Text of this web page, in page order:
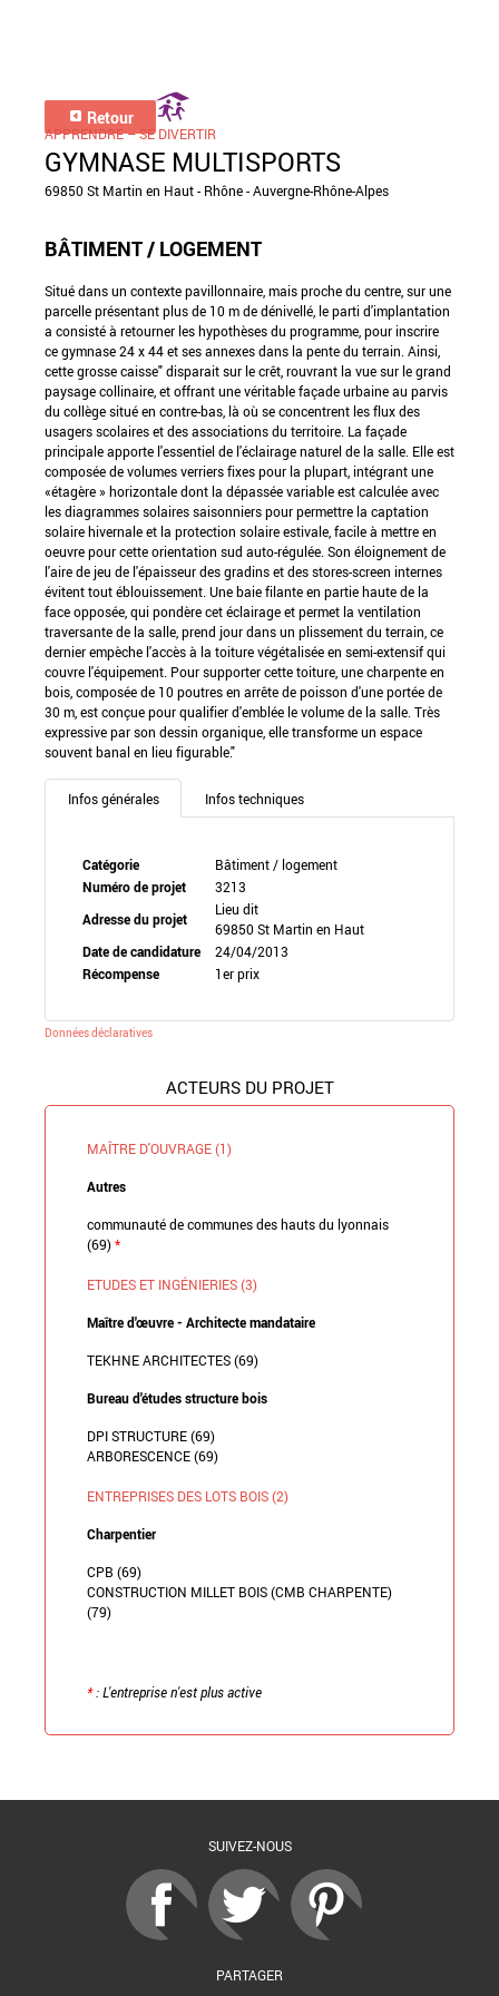
Retour
APPRENDRE – SE DIVERTIR
GYMNASE MULTISPORTS
69850 St Martin en Haut - Rhône - Auvergne-Rhône-Alpes
BÂTIMENT / LOGEMENT
Situé dans un contexte pavillonnaire, mais proche du centre, sur une
parcelle présentant plus de 10 m de dénivellé, le parti d'implantation
a consisté à retourner les hypothèses du programme, pour inscrire
ce gymnase 24 x 44 et ses annexes dans la pente du terrain. Ainsi,
cette grosse caisse" disparait sur le crêt, rouvrant la vue sur le grand
paysage collinaire, et offrant une véritable façade urbaine au parvis
du collège situé en contre-bas, là où se concentrent les flux des
usagers scolaires et des associations du territoire. La façade
principale apporte l'essentiel de l'éclairage naturel de la salle. Elle est
composée de volumes verriers fixes pour la plupart, intégrant une
«étagère » horizontale dont la dépassée variable est calculée avec
les diagrammes solaires saisonniers pour permettre la captation
solaire hivernale et la protection solaire estivale, facile à mettre en
oeuvre pour cette orientation sud auto-régulée. Son éloignement de
l'aire de jeu de l'épaisseur des gradins et des stores-screen internes
évitent tout éblouissement. Une baie filante en partie haute de la
face opposée, qui pondère cet éclairage et permet la ventilation
traversante de la salle, prend jour dans un plissement du terrain, ce
dernier empèche l'accès à la toiture végétalisée en semi-extensif qui
couvre l'équipement. Pour supporter cette toiture, une charpente en
bois, composée de 10 poutres en arrête de poisson d'une portée de
30 m, est conçue pour qualifier d'emblée le volume de la salle. Très
expressive par son dessin organique, elle transforme un espace
souvent banal en lieu figurable."
Infos générales Infos techniques
Catégorie
Bâtiment / logement
Numéro de projet
3213
Adresse du projet
Lieu dit
69850 St Martin en Haut
Date de candidature
24/04/2013
Récompense
1er prix
Données déclaratives
ACTEURS DU PROJET
MAÎTRE D'OUVRAGE (1)
Autres
communauté de communes des hauts du lyonnais
(69)*
ETUDES ET INGÉNIERIES (3)
Maître d'œuvre - Architecte mandataire
TEKHNE ARCHITECTES (69)
Bureau d'études structure bois
DPI STRUCTURE (69)
ARBORESCENCE (69)
ENTREPRISES DES LOTS BOIS (2)
Charpentier
CPB (69)
CONSTRUCTION MILLET BOIS (CMB CHARPENTE)
(79)
*: L'entreprise n'est plus active
SUIVEZ-NOUS
PARTAGER